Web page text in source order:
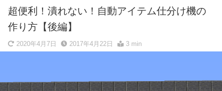
超便利！潰れない！自動アイテム仕分け機の
作り方【後編】
2020年4月7日 2017年4月22日 3 min